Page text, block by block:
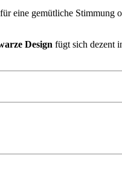
eine gemütliche Stimmung
Design fügt sich dezent